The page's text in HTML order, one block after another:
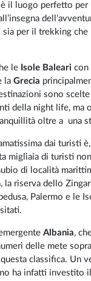
è il luogo perfetto
per il trekking che
le Isole Baleari con
laGrecia
sono
della night life, ma
oltre a una
dai turisti
migliaia di turisti
di località
la riserva dello
Palermo e le
Albania,
delle mete
classifica. Un
ha infatti investito